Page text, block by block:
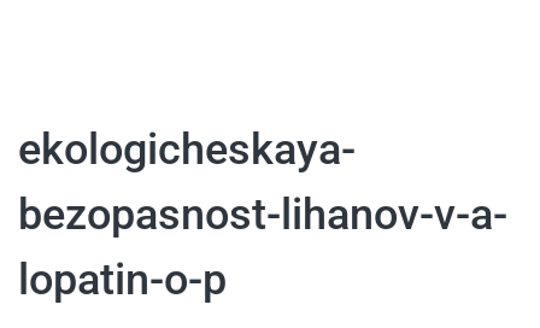
ekologicheskaya-
bezopasnost-lihanov-v-a-
lopatin-o-p